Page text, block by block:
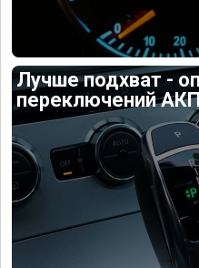
Лучше подхват -
переключений